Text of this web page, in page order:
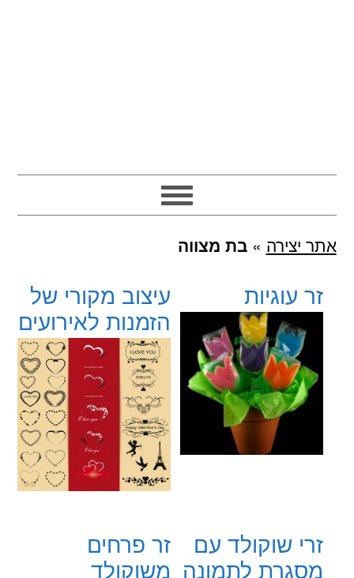
אתר יצירה »בת מצווה
עיצוב מקורי של
הזמנות לאירועים
זר עוגיות
זר פרחים
משוקולד
זרי שוקולד עם
מסגרת לתמונה